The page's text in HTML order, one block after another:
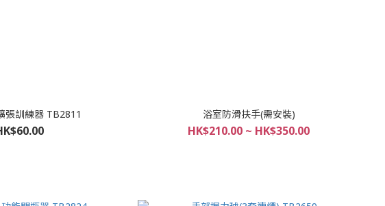
張訓練器 TB2811 浴室防滑扶手(需安裝)
HK$210.00 ~ HK$350.00